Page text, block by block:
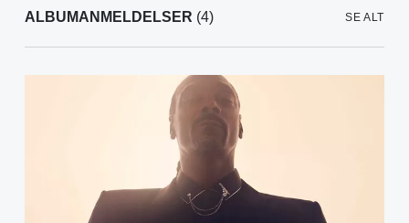
ALBUMANMELDELSER (4) SE ALT